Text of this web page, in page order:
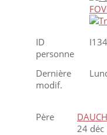
ID
personne
Dernière
modif.
Père
24 déc